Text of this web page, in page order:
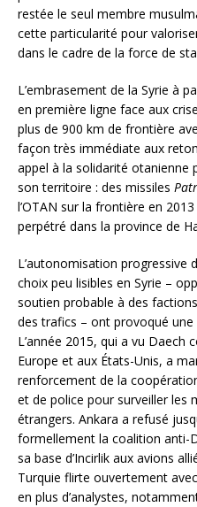
restée le seul membre
cette particularité pour
dans le cadre de la force de
L’embrasement de la Syrie à
en première ligne face aux
plus de 900 km de frontière
façon très immédiate aux
appel à la solidarité otanienne
son territoire : des missiles
l’OTAN sur la frontière en
perpétré dans la province de
L’autonomisation progressive
choix peu lisibles en Syrie –
soutien probable à des
des trafics – ont provoqué une
L’année 2015, qui a vu
Europe et aux États-Unis, a
renforcement de la
et de police pour surveiller les
étrangers. Ankara a refusé
formellement la coalition anti-
sa base d’Incirlik aux avions
Turquie flirte ouvertement
en plus d’analystes,